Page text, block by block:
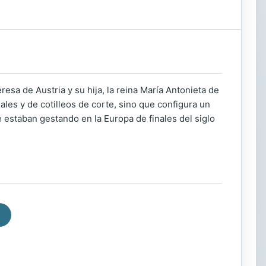
de Austria y su hija, la reina María Antonieta de
y de cotilleos de corte, sino que configura un
gestando en la Europa de finales del siglo